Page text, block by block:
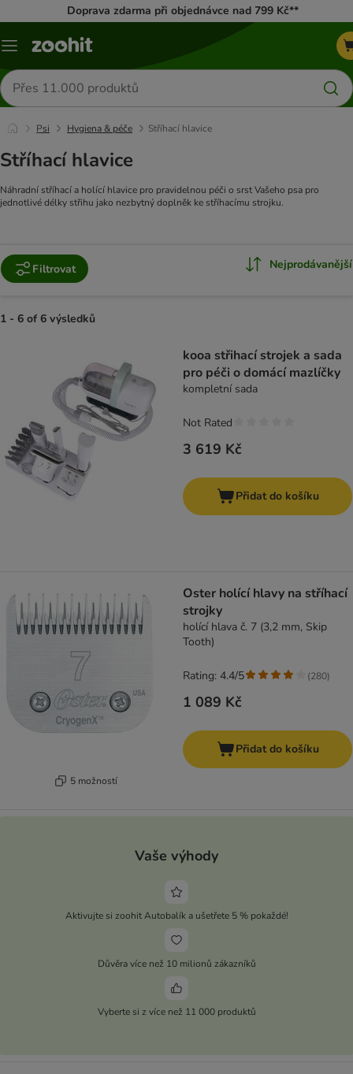
Doprava zdarma při objednávce nad 799 Kč**
Menu
Hledat
produkty
Psi Hygiena & péče Stříhací hlavice
Stříhací hlavice
Náhradní stříhací a holící hlavice pro pravidelnou péči o srst Vašeho psa pro
jednotlivé délky střihu jako nezbytný doplněk ke stříhacímu strojku.
Filtrovat Nejprodávanější
1 - 6 of 6 výsledků
kooa střihací strojek a sada
pro péči o domácí mazlíčky
kompletní sada
3 619 Kč
Not Rated
Přidat do košíku
5 možností
Oster holící hlavy na stříhací
strojky
holící hlava č. 7 (3,2 mm, Skip
Tooth)
1 089 Kč
Rating: 4.4/5 (280)
Přidat do košíku
Vaše výhody
Aktivujte si zoohit Autobalík a ušetřete 5 % pokaždé!
Důvěra více než 10 milionů zákazníků
Vyberte si z více než 11 000 produktů